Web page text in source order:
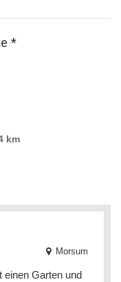
*
km
Morsum
einen Garten und